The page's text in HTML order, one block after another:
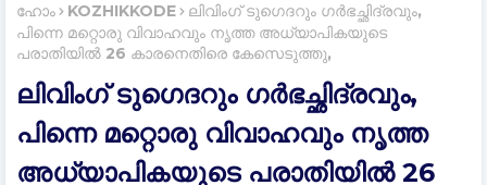
ഹോം KOZHIKKODE
ലിവിംഗ് ടുഗെദറും ഗര്‍ഭച്ഛിദ്രവും,
പിന്നെ മറ്റൊരു വിവാഹവും നൃത്ത അധ്യാപികയുടെ
പരാതിയിൽ 26 കാരനെതിരെ കേസെടുത്തു,
ലിവിംഗ് ടുഗെദറും ഗര്‍ഭച്ഛിദ്രവും,
പിന്നെ മറ്റൊരു വിവാഹവും നൃത്ത
അധ്യാപികയുടെ പരാതിയിൽ 26